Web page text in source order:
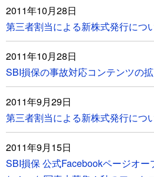
2011年10月28日
第三者割当による新株式発行につ
2011年10月28日
SBI損保の事故対応コンテンツの
2011年9月29日
第三者割当による新株式発行につ
2011年9月15日
SBI損保 公式Facebookページオー